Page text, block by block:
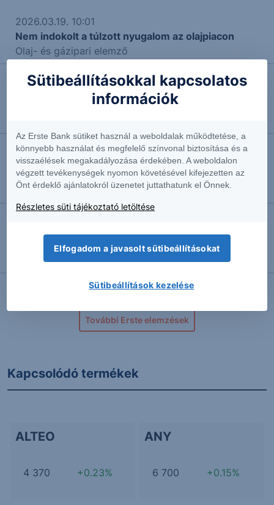
2026.03.19. 10:01
Nem indokolt a túlzott nyugalom az olajpiacon
Olaj- és gázipari elemző
2026.01.27. 13:41
Emelkedő hozam?!
2026.01.26. 16:42
Szeszesitallal telve a raktárak
Vezető agrárszakértő
Milyen háborútól félünk?
Vezető elemző
További Erste elemzések
Kapcsolódó termékek
ALTEO
4 370 +0.23%
ANY
6 700 +0.15%
Sütibeállításokkal kapcsolatos
információk
Az Erste Bank sütiket használ a weboldalak működtetése, a
könnyebb használat és megfelelő színvonal biztosítása és a
visszaélések megakadályozása érdekében. A weboldalon
végzett tevékenységek nyomon követésével kifejezetten az
Önt érdeklő ajánlatokról üzenetet juttathatunk el Önnek.
Részletes süti tájékoztató letöltése
Elfogadom a javasolt sütibeállításokat
Sütibeállítások kezelése